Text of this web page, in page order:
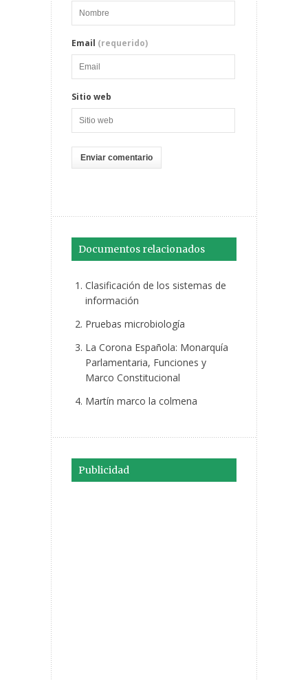
Email (requerido)
Sitio web
Documentos relacionados
Clasificación de los sistemas de
información
Pruebas microbiología
La Corona Española: Monarquía
Parlamentaria, Funciones y
Marco Constitucional
Martín marco la colmena
Publicidad